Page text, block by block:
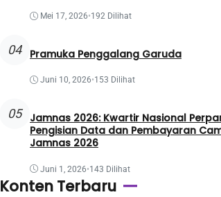
Mei 17, 2026•192 Dilihat
04 Pramuka Penggalang Garuda
Juni 10, 2026•153 Dilihat
05
Jamnas 2026: Kwartir Nasional
Pengisian Data dan Pembayaran
Jamnas 2026
Juni 1, 2026•143 Dilihat
Konten Terbaru